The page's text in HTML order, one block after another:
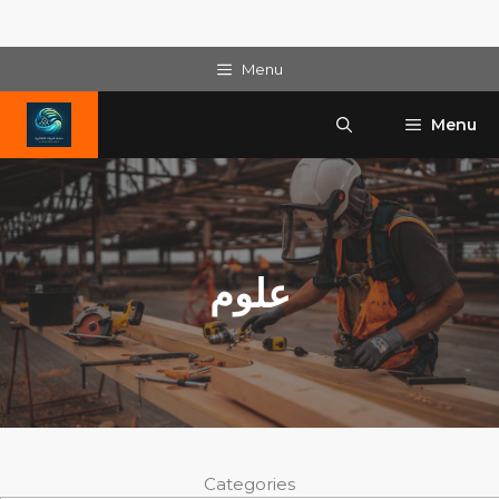
content
Menu
Menu
علوم
Categories